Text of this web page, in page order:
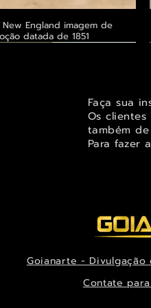
rápida
England imagem de
datada de 1851
rápida
insleayi splendens
rápida
de Fada dos jardins para
rápida
de Fada das árvores para
Faça sua
Os
também
Para fazer
Goianarte -
Contate